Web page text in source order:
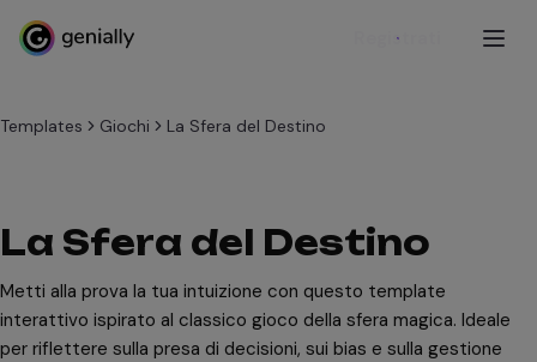
Registrati
Templates Giochi La Sfera del Destino
La Sfera del Destino
Metti alla prova la tua intuizione con questo template
interattivo ispirato al classico gioco della sfera magica. Ideale
per riflettere sulla presa di decisioni, sui bias e sulla gestione